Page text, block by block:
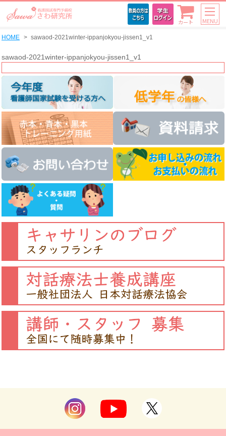
カート MENU
HOME sawaod-2021winter-ippanjokyou-jissen1_v1
sawaod-2021winter-ippanjokyou-jissen1_v1